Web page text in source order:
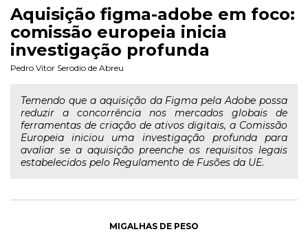
Aquisição figma-adobe em foco:
comissão europeia inicia
investigação profunda
Pedro Vitor Serodio de Abreu
Temendo que a aquisição da Figma pela Adobe possa
reduzir a concorrência nos mercados globais de
ferramentas de criação de ativos digitais, a Comissão
Europeia iniciou uma investigação profunda para
avaliar se a aquisição preenche os requisitos legais
estabelecidos pelo Regulamento de Fusões da UE.
MIGALHAS DE PESO